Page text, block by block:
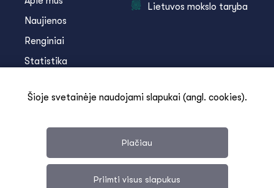
Naujienos
Renginiai
Statistika
Kontaktai
Lietuvos mokslo taryba
Šioje svetainėje naudojami slapukai (angl. cookies).
Plačiau
Priimti visus slapukus